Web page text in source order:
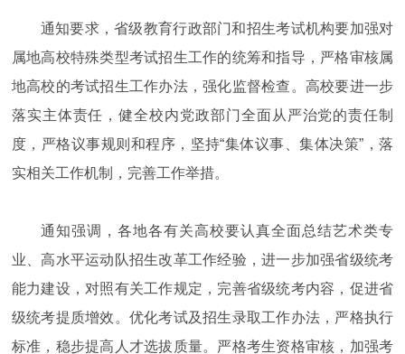
通知要求，省级教育行政部门和招生考试机构要加强对
属地高校特殊类型考试招生工作的统筹和指导，严格审核属
地高校的考试招生工作办法，强化监督检查。高校要进一步
落实主体责任，健全校内党政部门全面从严治党的责任制
度，严格议事规则和程序，坚持“集体议事、集体决策”，落
实相关工作机制，完善工作举措。
通知强调，各地各有关高校要认真全面总结艺术类专
业、高水平运动队招生改革工作经验，进一步加强省级统考
能力建设，对照有关工作规定，完善省级统考内容，促进省
级统考提质增效。优化考试及招生录取工作办法，严格执行
标准，稳步提高人才选拔质量。严格考生资格审核，加强考